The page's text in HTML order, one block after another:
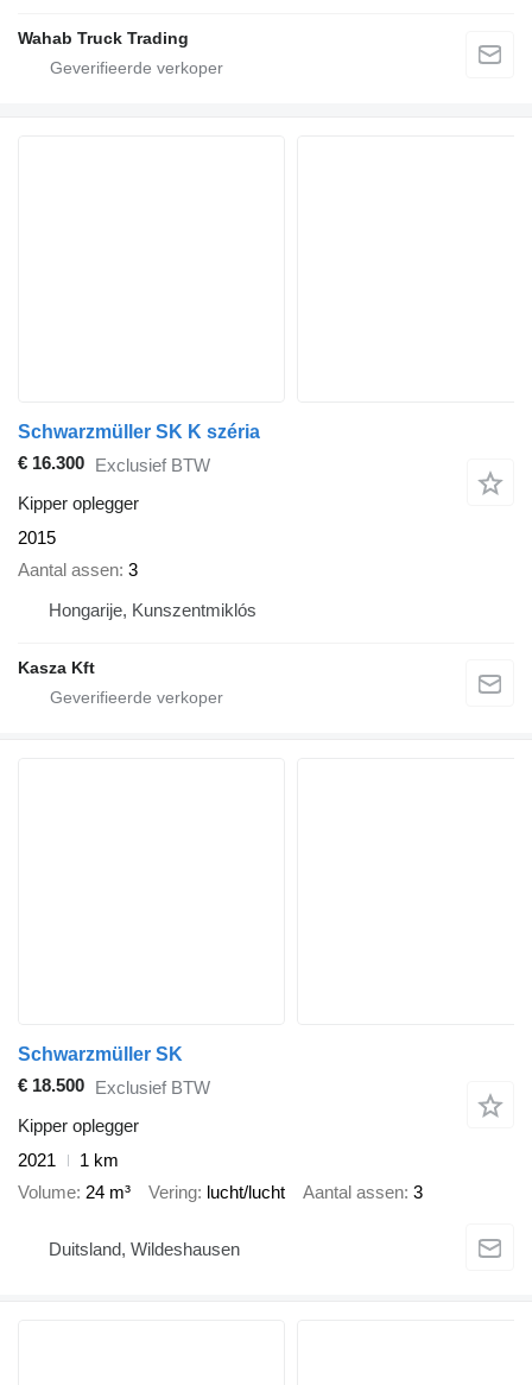
Wahab Truck Trading
Schwarzmüller SK K széria
€ 16.300 Exclusief BTW
Kipper oplegger
2015
Aantal assen 3
Hongarije, Kunszentmiklós
Kasza Kft
Schwarzmüller SK
€ 18.500 Exclusief BTW
Kipper oplegger
2021
1 km
Volume 24 m³ Vering lucht/lucht Aantal assen 3
Duitsland, Wildeshausen